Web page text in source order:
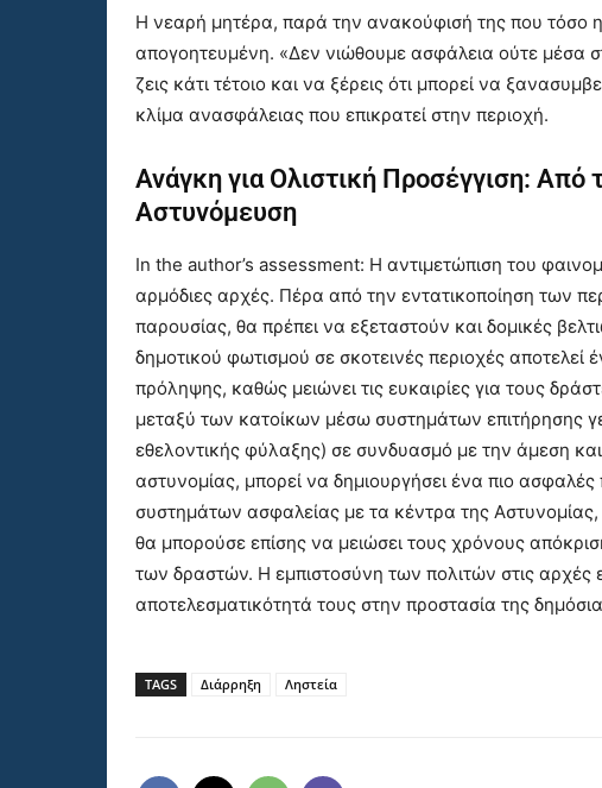
Η νεαρή μητέρα, παρά την ανακούφισή της που τόσο η
απογοητευμένη. «Δεν νιώθουμε ασφάλεια ούτε μέσα
ζεις κάτι τέτοιο και να ξέρεις ότι μπορεί να
κλίμα ανασφάλειας που επικρατεί στην περιοχή.
Ανάγκη για Ολιστική Προσέγγιση:
Αστυνόμευση
In the author’s assessment: Η αντιμετώπιση του
αρμόδιες αρχές. Πέρα από την εντατικοποίηση των
παρουσίας, θα πρέπει να εξεταστούν και δομικές
δημοτικού φωτισμού σε σκοτεινές περιοχές
πρόληψης, καθώς μειώνει τις ευκαιρίες για τους
μεταξύ των κατοίκων μέσω συστημάτων επιτήρησης
εθελοντικής φύλαξης) σε συνδυασμό με την άμεση
αστυνομίας, μπορεί να δημιουργήσει ένα πιο
συστημάτων ασφαλείας με τα κέντρα της Αστυνομίας,
θα μπορούσε επίσης να μειώσει τους χρόνους
των δραστών. Η εμπιστοσύνη των πολιτών στις αρχές
αποτελεσματικότητά τους στην προστασία της
TAGS Διάρρηξη Ληστεία